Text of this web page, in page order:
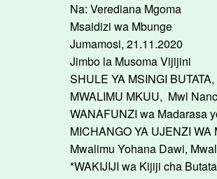
Na: Verediana Mgoma
Msaidizi wa Mbunge
Jumamosi, 21.11.2020
Jimbo la Musoma Vijijini
SHULE YA MSINGI
MWALIMU MKUU, Mwl
WANAFUNZI wa Madarasa
MICHANGO YA UJENZI WA
Mwalimu Yohana Dawi,
*WAKIJIJI wa Kijiji cha